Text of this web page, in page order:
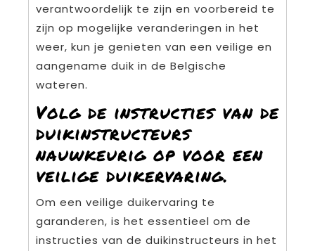
verantwoordelijk te zijn en voorbereid te
zijn op mogelijke veranderingen in het
weer, kun je genieten van een veilige en
aangename duik in de Belgische
wateren.
Volg de instructies van de
duikinstructeurs
nauwkeurig op voor een
veilige duikervaring.
Om een veilige duikervaring te
garanderen, is het essentieel om de
instructies van de duikinstructeurs in het